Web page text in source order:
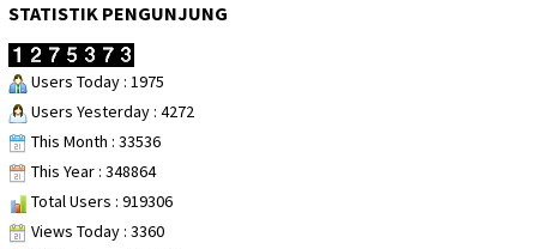
STATISTIK PENGUNJUNG
Users Today : 1975
Users Yesterday : 4272
This Month : 33536
This Year : 348864
Total Users : 919306
Views Today : 3360